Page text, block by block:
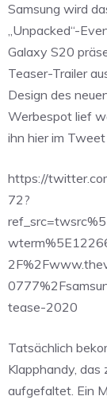
Samsung wird
„Unpacked“-
Galaxy S20
Teaser-Trailer
Design des
Werbespot lief
ihn hier im
https://
72?
tease-2020
Tatsächlich
Klapphandy,
aufgefaltet. Ein